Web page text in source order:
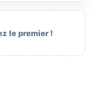
le premier !